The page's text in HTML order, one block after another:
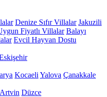
Denize Sıfır Villalar Jakuzili
Fiyatlı Villalar Balayı
Evcil Hayvan Dostu
Kocaeli Yalova Çanakkale
Artvin Düzce